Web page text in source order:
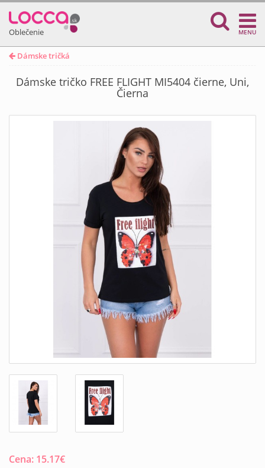
Oblečenie MENU
Dámske tričká
Dámske tričko FREE FLIGHT MI5404 čierne, Uni,
Čierna
Cena: 15.17€